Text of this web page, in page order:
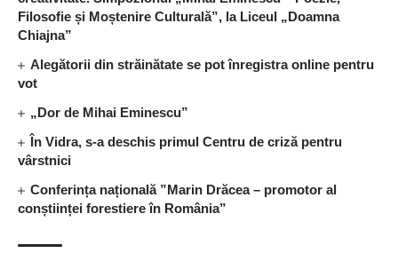
Filosofie și Moștenire Culturală”, la Liceul „Doamna
Chiajna”
Alegătorii din străinătate se pot înregistra online pentru
vot
„Dor de Mihai Eminescu”
În Vidra, s-a deschis primul Centru de criză pentru
vârstnici
Conferința națională ”Marin Drăcea – promotor al
conștiinței forestiere în România”